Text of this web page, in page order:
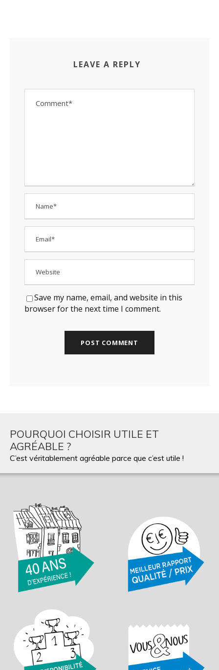
LEAVE A REPLY
Save my name, email, and website in this
browser for the next time I comment.
POURQUOI CHOISIR UTILE ET
AGRÉABLE ?
C’est véritablement agréable parce que c’est utile !